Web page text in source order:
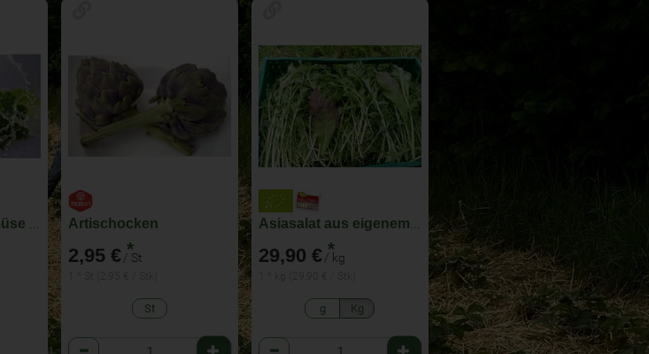
Artischocken
2,95 € *
/ St
St
Anzahl
Asiasalat aus eigenem Bio-Anbau
29,90 € *
/ kg
g Kg
Anzahl